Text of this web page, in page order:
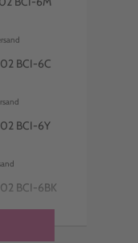
BCI-6C
BCI-6Y
BCI-6BK